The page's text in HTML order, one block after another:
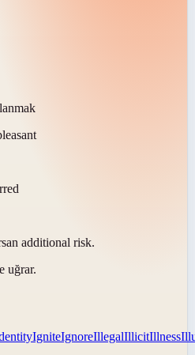
an additional risk.
uğrar.
IgniteIgnoreIllegalIllicitIllness